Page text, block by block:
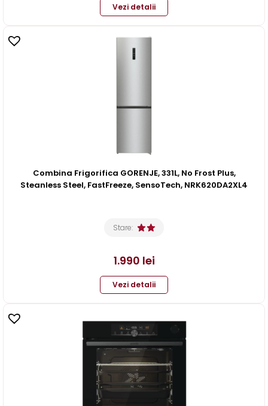
Vezi detalii
Combina Frigorifica GORENJE, 331L, No Frost Plus,
Steanless Steel, FastFreeze, SensoTech, NRK620DA2XL4
Stare:
1.990 lei
Vezi detalii